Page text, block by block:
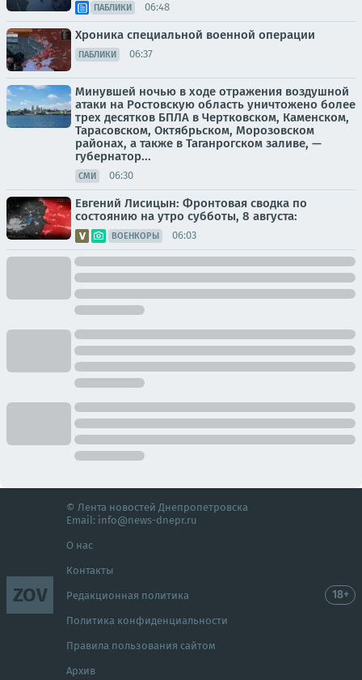
ПАБЛИКИ 06:48
Хроника специальной военной операции
ПАБЛИКИ 06:37
Минувшей ночью в ходе отражения воздушной
атаки на Ростовскую область уничтожено более
трех десятков БПЛА в Чертковском, Каменском,
Тарасовском, Октябрьском, Морозовском
районах, а также в Таганрогском заливе, —
губернатор...
СМИ 06:30
Евгений Лисицын: Фронтовая сводка по
состоянию на утро субботы, 8 августа:
ВОЕНКОРЫ 06:03
ZOV
© Лента новостей Днепропетровска
Email: info@news-dnepr.ru
О нас
Контакты
Редакционная политика
Политика конфиденциальности
Правила пользования сайтом
Архив
18+